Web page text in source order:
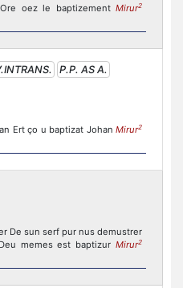
oez le baptizement Mirur2
P.P. AS A.
Ert ço u baptizat Johan Mirur2
De sun serf pur nus demustrer
memes est baptizur Mirur2